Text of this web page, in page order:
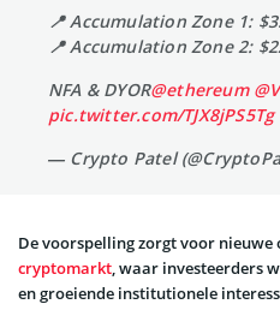
📍 Accumulation Zone 1:
📍 Accumulation Zone 2:
NFA & DYOR@ethereum
pic.twitter.com/TJX8jPS5Tg
— Crypto Patel
De voorspelling zorgt voor
cryptomarkt, waar investeerders
en groeiende institutionele